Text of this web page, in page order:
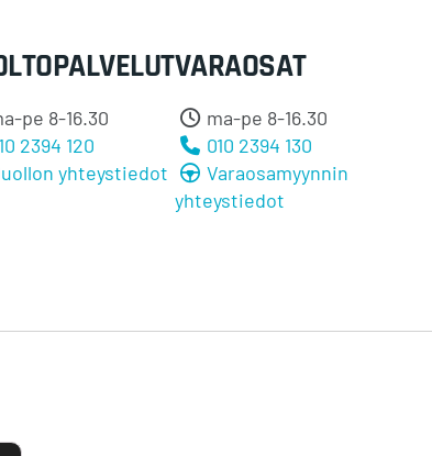
pe 8-16.30
2394 120
yhteystiedot
VARAOSAT
ma-pe 8-16.30
010 2394 130
Varaosamyynnin
yhteystiedot